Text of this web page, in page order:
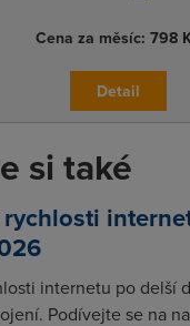
Cena za měsíc: 798
Detail
si také
internetu po delší
Podívejte se na